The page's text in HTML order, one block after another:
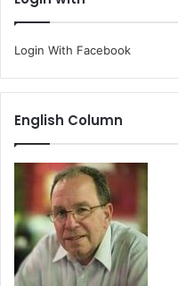
Login With Facebook
English Column